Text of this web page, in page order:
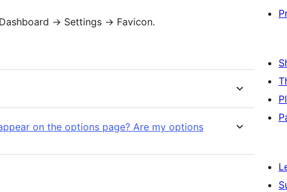
-> Settings -> Favicon.
on the options page? Are my options